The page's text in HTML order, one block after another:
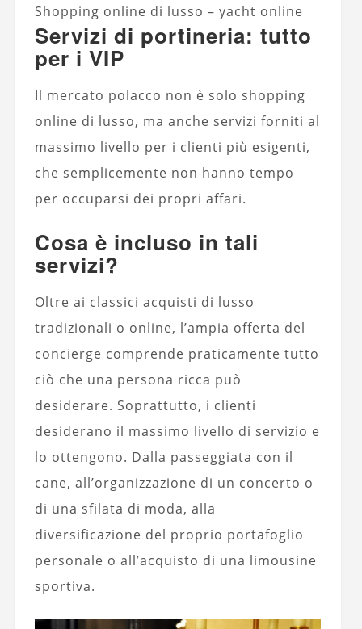
Shopping online di lusso – yacht online
Servizi di portineria: tutto
per i VIP
Il mercato polacco non è solo shopping
online di lusso, ma anche servizi forniti al
massimo livello per i clienti più esigenti,
che semplicemente non hanno tempo
per occuparsi dei propri affari.
Cosa è incluso in tali
servizi?
Oltre ai classici acquisti di lusso
tradizionali o online, l’ampia offerta del
concierge comprende praticamente tutto
ciò che una persona ricca può
desiderare. Soprattutto, i clienti
desiderano il massimo livello di servizio e
lo ottengono. Dalla passeggiata con il
cane, all’organizzazione di un concerto o
di una sfilata di moda, alla
diversificazione del proprio portafoglio
personale o all’acquisto di una limousine
sportiva.